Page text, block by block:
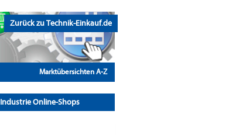
Zurück zu Technik-Einkauf.de
Marktübersichten A-Z
Industrie Online-Shops